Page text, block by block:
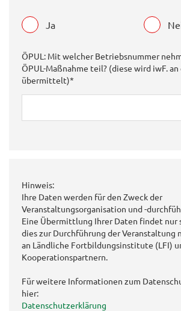
Ja
ÖPUL: Mit welcher Betriebsnummer
ÖPUL-Maßnahme teil? (diese wird iwF. an
übermittelt)*
Hinweis:
Ihre Daten werden für den Zweck der
Veranstaltungsorganisation und -
Eine Übermittlung Ihrer Daten findet nur
dies zur Durchführung der Veranstaltung
an Ländliche Fortbildungsinstitute (LFI)
Kooperationspartnern.
Für weitere Informationen zum
hier:
Datenschutzerklärung